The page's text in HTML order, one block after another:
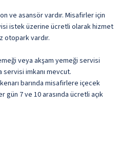
ve asansör vardır. Misafirler için
istek üzerine ücretli olarak hizmet
otopark vardır.
veya akşam yemeği servisi
servisi imkanı mevcut.
barında misafirlere içecek
gün 7 ve 10 arasında ücretli açık